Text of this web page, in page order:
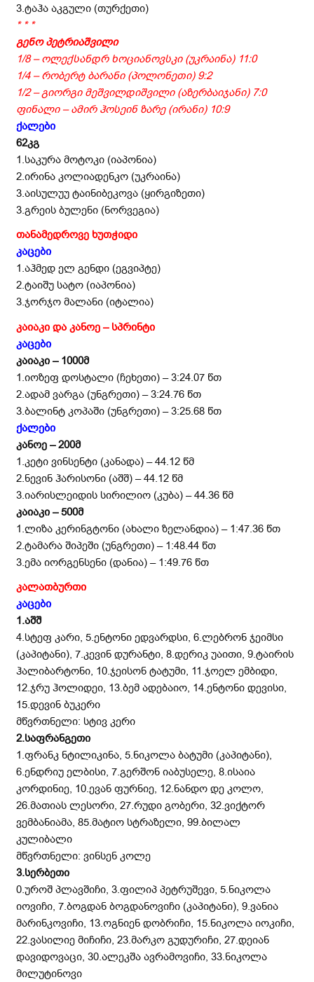
3.ტაჰა აკგული (თურქეთი)
* * *
გენო პეტრიაშვილი
1/8 – ოლექსანდრ ხოციანოვსკი (უკრაინა) 11:0
1/4 – რობერტ ბარანი (პოლონეთი) 9:2
1/2 – გიორგი მეშვილდიშვილი (აზერბაიჯანი) 7:0
ფინალი – ამირ ჰოსეინ ზარე (ირანი) 10:9
ქალები
62კგ
1.საკურა მოტოკი (იაპონია)
2.ირინა კოლიადენკო (უკრაინა)
3.აისულუუ ტაინიბეკოვა (ყირგიზეთი)
3.გრეის ბულენი (ნორვეგია)
თანამედროვე ხუთჭიდი
კაცები
1.აჰმედ ელ გენდი (ეგვიპტე)
2.ტაიშუ სატო (იაპონია)
3.ჯორჯო მალანი (იტალია)
კაიაკი და კანოე – სპრინტი
კაცები
კაიაკი – 1000მ
1.იოზეფ დოსტალი (ჩეხეთი) – 3:24.07 წთ
2.ადამ ვარგა (უნგრეთი) – 3:24.76 წთ
3.ბალინტ კოპაში (უნგრეთი) – 3:25.68 წთ
ქალები
კანოე–200მ
1.კეტი ვინსენტი (კანადა) – 44.12 წმ
2.ნევინ ჰარისონი (აშშ) – 44.12 წმ
3.იარისლეიდის სირილიო (კუბა) – 44.36 წმ
კაიაკი – 500მ
1.ლიზა კერინგტონი (ახალი ზელანდია) – 1:47.36 წთ
2.ტამარა შიპეში (უნგრეთი) – 1:48.44 წთ
3.ემა იორგენსენი (დანია) – 1:49.76 წთ
კალათბურთი
კაცები
1.აშშ
4.სტეფ კარი, 5.ენტონი ედვარდსი, 6.ლებრონ ჯეიმსი
(კაპიტანი), 7.კევინ დურანტი, 8.დერიკ უაითი, 9.ტაირის
ჰალიბარტონი, 10.ჯეისონ ტატუმი, 11.ჯოელ ემბიდი,
12.ჯრუ ჰოლიდეი, 13.ბემ ადებაიო, 14.ენტონი დევისი,
15.დევინ ბუკერი
მწვრთნელი: სტივ კერი
2.საფრანგეთი
1.ფრანკ ნტილიკინა, 5.ნიკოლა ბატუმი (კაპიტანი),
6.ენდრიუ ელბისი, 7.გერშონ იაბუსელე, 8.ისაია
კორდინიე, 10.ევან ფურნიე, 12.ნანდო დე კოლო,
26.მათიას ლესორი, 27.რუდი გობერი, 32.ვიქტორ
ვემბანიამა, 85.მატიო სტრაზელი, 99.ბილალ
კულიბალი
მწვრთნელი: ვინსენ კოლე
3.სერბეთი
0.უროშ პლავშიჩი, 3.ფილიპ პეტრუშევი, 5.ნიკოლა
იოვიჩი, 7.ბოგდან ბოგდანოვიჩი (კაპიტანი), 9.ვანია
მარინკოვიჩი, 13.ოგნიენ დობრიჩი, 15.ნიკოლა იოკიჩი,
22.ვასილიე მიჩიჩი, 23.მარკო გუდურიჩი, 27.დეიან
დავიდოვაცი, 30.ალეკშა ავრამოვიჩი, 33.ნიკოლა
მილუტინოვი